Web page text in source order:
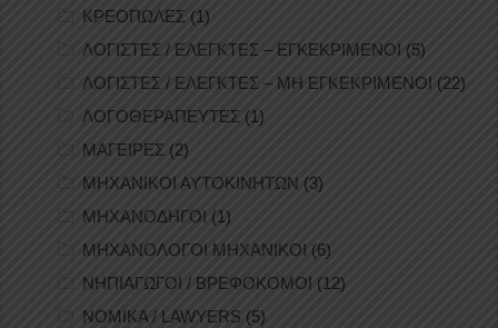
ΚΡΕΟΠΩΛΕΣ (1)
ΛΟΓΙΣΤΕΣ / ΕΛΕΓΚΤΕΣ – ΕΓΚΕΚΡΙΜΕΝΟΙ (5)
ΛΟΓΙΣΤΕΣ / ΕΛΕΓΚΤΕΣ – ΜΗ ΕΓΚΕΚΡΙΜΕΝΟΙ (22)
ΛΟΓΟΘΕΡΑΠΕΥΤΕΣ (1)
ΜΑΓΕΙΡΕΣ (2)
ΜΗΧΑΝΙΚΟΙ ΑΥΤΟΚΙΝΗΤΩΝ (3)
ΜΗΧΑΝΟΔΗΓΟΙ (1)
ΜΗΧΑΝΟΛΟΓΟΙ ΜΗΧΑΝΙΚΟΙ (6)
ΝΗΠΙΑΓΩΓΟΙ / ΒΡΕΦΟΚΟΜΟΙ (12)
ΝΟΜΙΚΑ / LAWYERS (5)